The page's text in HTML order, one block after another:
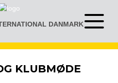
DANMARKÅben
menu
KLUBMØDE